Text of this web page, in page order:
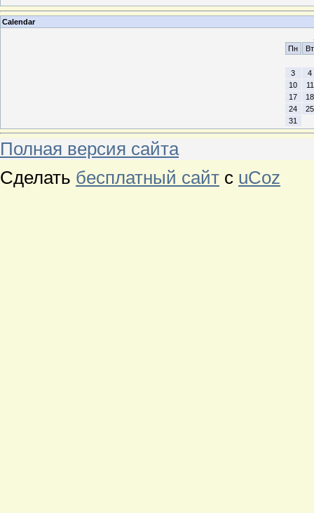
Calendar
Пн
Вт
3
4
10
11
17
18
24
25
31
Полная версия сайта
Сделать бесплатный сайт с uCoz